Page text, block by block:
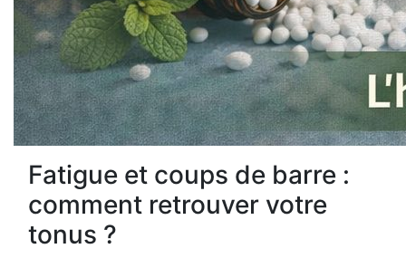
Fatigue et coups de barre :
comment retrouver votre
tonus ?